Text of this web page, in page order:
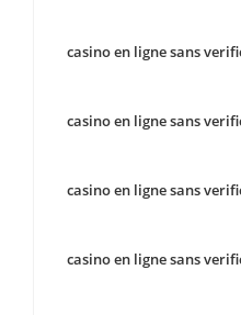
casino en ligne sans
casino en ligne sans
casino en ligne sans
casino en ligne sans